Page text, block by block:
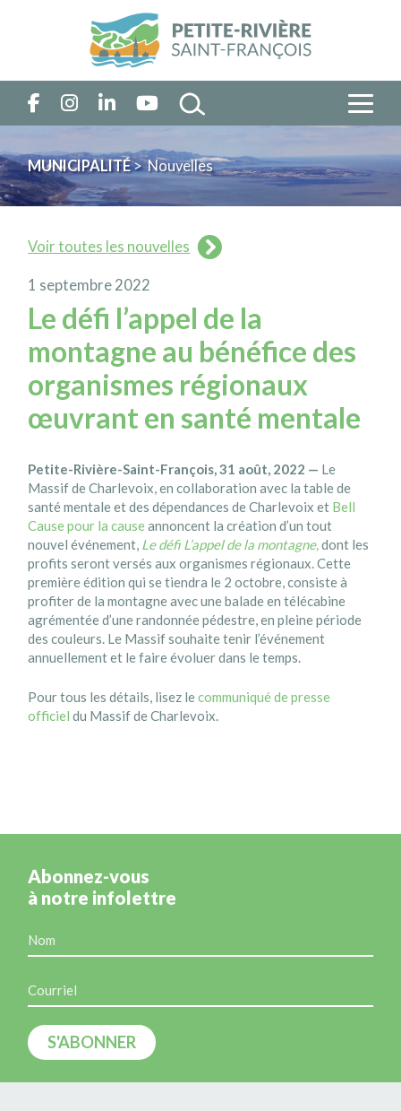
MUNICIPALITÉ> Nouvelles
Voir toutes les nouvelles
1 septembre 2022
Le défi l’appel de la
montagne au bénéfice des
organismes régionaux
œuvrant en santé mentale
Petite-Rivière-Saint-François, 31 août, 2022 — Le
Massif de Charlevoix, en collaboration avec la table de
santé mentale et des dépendances de Charlevoix et Bell
Cause pour la causeannoncent la création d’un tout
nouvel événement, Le défi L’appel de la montagne,dont les
profits seront versés aux organismes régionaux. Cette
première édition qui se tiendra le 2 octobre, consiste à
profiter de la montagne avec une balade en télécabine
agrémentée d’une randonnée pédestre, en pleine période
des couleurs. Le Massif souhaite tenir l’événement
annuellement et le faire évoluer dans le temps.
Pour tous les détails, lisez lecommuniqué de presse
officiel du Massif de Charlevoix.
Abonnez-vous
à notre infolettre